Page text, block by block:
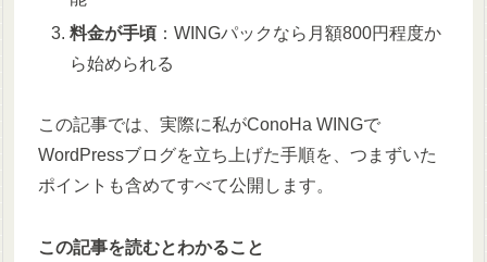
料金が手頃 ：WINGパックなら月額800円程度か
ら始められる
この記事では、実際に私がConoHa WINGで
WordPressブログを立ち上げた手順を、つまずいた
ポイントも含めてすべて公開します。
この記事を読むとわかること